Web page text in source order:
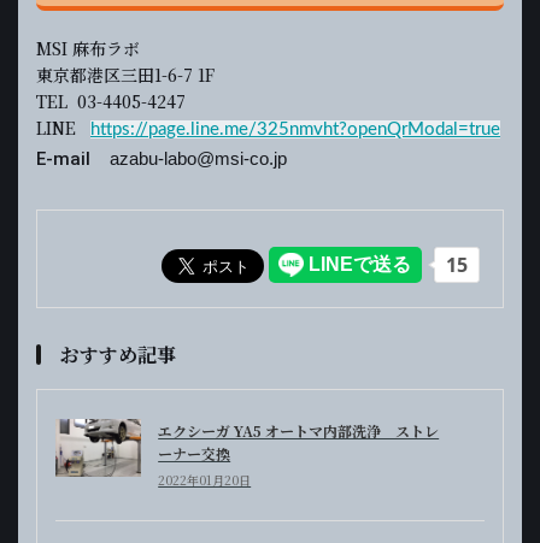
MSI 麻布ラボ
東京都港区三田1-6-7 1F
TEL 03-4405-4247
LINE
https://page.line.me/325nmvht?openQrModal=true
E-mail azabu-labo@msi-co.jp
おすすめ記事
エクシーガ YA5 オートマ内部洗浄 ストレ
ーナー交換
2022年01月20日